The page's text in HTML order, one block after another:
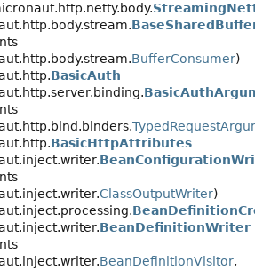
BufferConsumer)
BasicAuth
BasicHttpAttributes
ClassOutputWriter)
BeanDefinitionWriter
BeanDefinitionVisitor,